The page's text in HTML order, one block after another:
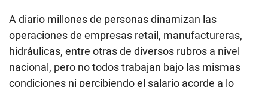
A diario millones de personas dinamizan las
operaciones de empresas retail, manufactureras,
hidráulicas, entre otras de diversos rubros a nivel
nacional, pero no todos trabajan bajo las mismas
condiciones ni percibiendo el salario acorde a lo